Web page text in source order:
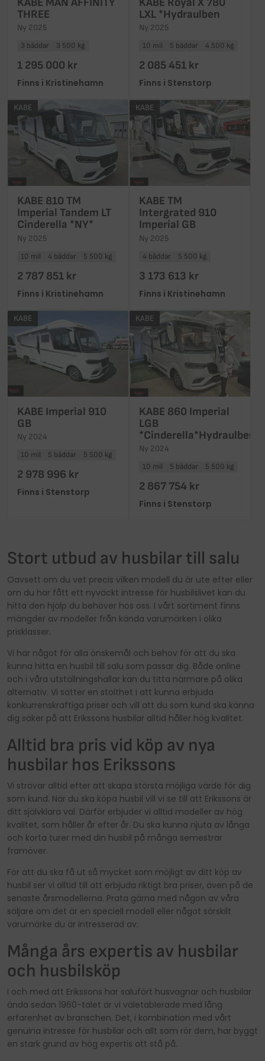
THREE
Ny 2025
3 bäddar 3 500 kg
1 295 000 kr
Finns i Kristinehamn
LXL *Hydraulben
Ny 2025
10 mil 5 bäddar 4 500 kg
2 085 451 kr
Finns i Stenstorp
KABE
KABE 810 TM
Imperial Tandem LT
Cinderella *NY*
Ny 2025
10 mil 4 bäddar 5 500 kg
2 787 851 kr
Finns i Kristinehamn
KABE
KABE TM
Intergrated 910
Imperial GB
Ny 2025
4 bäddar 5 500 kg
3 173 613 kr
Finns i Kristinehamn
KABE
KABE Imperial 910
GB
Ny 2024
10 mil 5 bäddar 5 500 kg
2 978 996 kr
Finns i Stenstorp
KABE
KABE 860 Imperial
LGB
*Cinderella*Hydraulben
Ny 2024
10 mil 5 bäddar 5 500 kg
2 867 754 kr
Finns i Stenstorp
Stort utbud av husbilar till salu
Oavsett om du vet precis vilken modell du är ute efter eller
om du har fått ett nyväckt intresse för husbilslivet kan du
hitta den hjälp du behöver hos oss. I vårt sortiment finns
mängder av modeller från kända varumärken i olika
prisklasser.
Vi har något för alla önskemål och behov för att du ska
kunna hitta en husbil till salu som passar dig. Både online
och i våra utställningshallar kan du titta närmare på olika
alternativ. Vi sätter en stolthet i att kunna erbjuda
konkurrenskraftiga priser och vill att du som kund ska känna
dig säker på att Erikssons husbilar alltid håller hög kvalitet.
Alltid bra pris vid köp av nya
husbilar hos Erikssons
Vi strävar alltid efter att skapa största möjliga värde för dig
som kund. När du ska köpa husbil vill vi se till att Erikssons är
ditt självklara val. Därför erbjuder vi alltid modeller av hög
kvalitet, som håller år efter år. Du ska kunna njuta av långa
och korta turer med din husbil på många semestrar
framöver.
För att du ska få ut så mycket som möjligt av ditt köp av
husbil ser vi alltid till att erbjuda riktigt bra priser, även på de
senaste årsmodellerna. Prata gärna med någon av våra
säljare om det är en speciell modell eller något särskilt
varumärke du är intresserad av.
Många års expertis av husbilar
och husbilsköp
I och med att Erikssons har salufört husvagnar och husbilar
ända sedan 1960-talet är vi väletablerade med lång
erfarenhet av branschen. Det, i kombination med vårt
genuina intresse för husbilar och allt som rör dem, har byggt
en stark grund av hög expertis att stå på.